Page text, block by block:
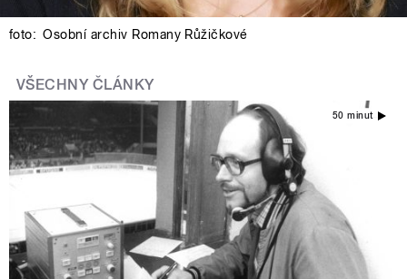
foto: Osobní archiv Romany Růžičkové
VŠECHNY ČLÁNKY
50 minut